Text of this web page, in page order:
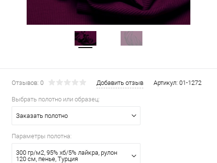
Отзывов: 0 Добавить отзыв Артикул: 01-1272
Выбрать полотно или образец:
Заказать полотно
Параметры полотна:
300 гр/м2, 95% хб/5% лайкра, рулон
120 см, пенье, Турция